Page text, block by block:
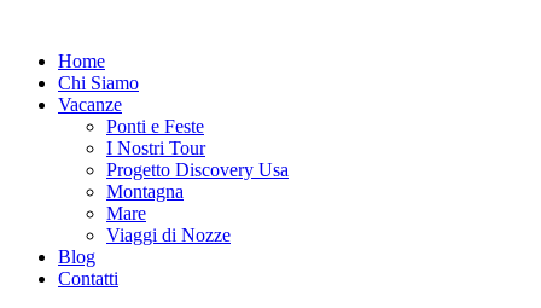
contenutoHome
Chi Siamo
Vacanze
Ponti e Feste
I Nostri Tour
Progetto Discovery Usa
Montagna
Mare
Viaggi di Nozze
Blog
Contatti